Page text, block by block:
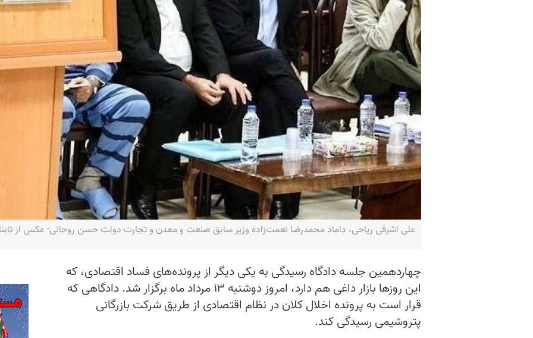
علی اشرفی ریاحی، داماد محمدرضا نعمت‌زاده وزیر سابق صنعت و معدن و تجارت دولت حسن روحانی- عکس از
چهاردهمین جلسه دادگاه رسیدگی به یکی دیگر از پرونده‌های فساد اقتصادی، که
این روزها بازار داغی هم دارد، امروز دوشنبه ۱۳ مرداد ماه برگزار شد. دادگاهی که
قرار است به پرونده اخلال کلان در نظام اقتصادی از طریق شرکت بازرگانی
پتروشیمی رسیدگی کند.